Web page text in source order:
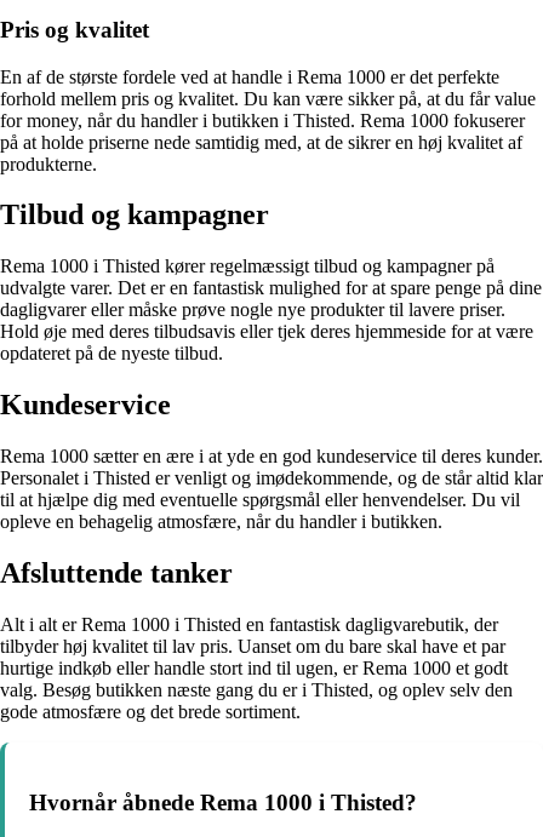
Pris og kvalitet
En af de største fordele ved at handle i Rema 1000 er det perfekte
forhold mellem pris og kvalitet. Du kan være sikker på, at du får value
for money, når du handler i butikken i Thisted. Rema 1000 fokuserer
på at holde priserne nede samtidig med, at de sikrer en høj kvalitet af
produkterne.
Tilbud og kampagner
Rema 1000 i Thisted kører regelmæssigt tilbud og kampagner på
udvalgte varer. Det er en fantastisk mulighed for at spare penge på dine
dagligvarer eller måske prøve nogle nye produkter til lavere priser.
Hold øje med deres tilbudsavis eller tjek deres hjemmeside for at være
opdateret på de nyeste tilbud.
Kundeservice
Rema 1000 sætter en ære i at yde en god kundeservice til deres kunder.
Personalet i Thisted er venligt og imødekommende, og de står altid klar
til at hjælpe dig med eventuelle spørgsmål eller henvendelser. Du vil
opleve en behagelig atmosfære, når du handler i butikken.
Afsluttende tanker
Alt i alt er Rema 1000 i Thisted en fantastisk dagligvarebutik, der
tilbyder høj kvalitet til lav pris. Uanset om du bare skal have et par
hurtige indkøb eller handle stort ind til ugen, er Rema 1000 et godt
valg. Besøg butikken næste gang du er i Thisted, og oplev selv den
gode atmosfære og det brede sortiment.
Hvornår åbnede Rema 1000 i Thisted?